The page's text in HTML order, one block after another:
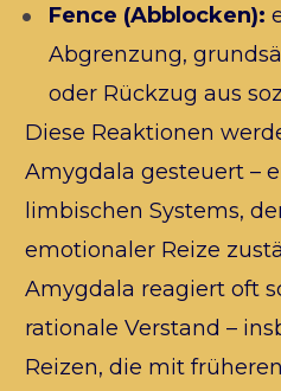
Fence (Abblocken):
Abgrenzung,
oder Rückzug aus
Diese Reaktionen
Amygdala gesteuert –
limbischen Systems,
emotionaler Reize
Amygdala reagiert oft
rationale Verstand –
Reizen, die mit